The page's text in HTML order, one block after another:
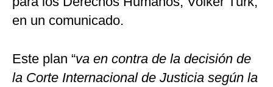
en un comunicado.
Este plan “va en contra de la decisión de
la Corte Internacional de Justicia según la